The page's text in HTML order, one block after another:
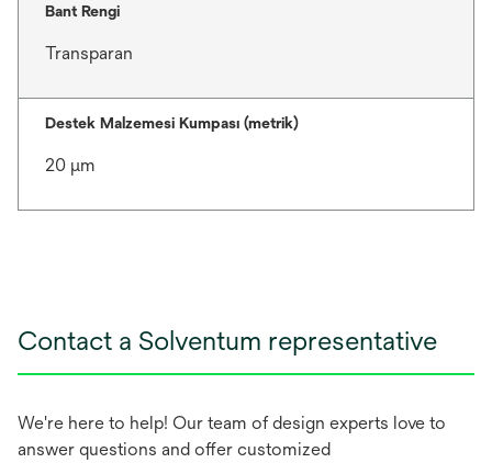
Bant Rengi
Transparan
Destek Malzemesi Kumpası (metrik)
20 μm
Contact a Solventum representative
We're here to help! Our team of design experts love to
answer questions and offer customized